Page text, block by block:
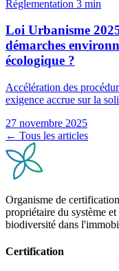
Réglementation 3 min
Loi Urbanisme
démarches
écologique ?
Accélération des
exigence accrue sur la
27 novembre 2025
← Tous les articles
Organisme de
propriétaire du système
biodiversité dans
Certification